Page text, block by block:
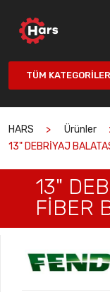
TÜM KATEGORILER
HARS
Ürünler
13" DEBRİYAJ
13"
FİBER